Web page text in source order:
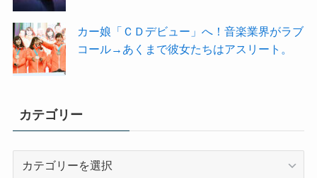
カー娘「ＣＤデビュー」へ！音楽業界がラブ
コール→あくまで彼女たちはアスリート。
カテゴリー